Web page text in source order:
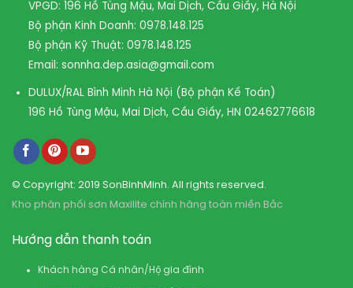
VPGD: 196 Hồ Tùng Mậu, Mai Dịch, Cầu Giấy, Hà Nội
Bộ phận Kinh Doanh: 0978.148.125
Bộ phận Kỹ Thuật: 0978.148.125
Email: sonnha.dep.asia@gmail.com
DULUX/RAL Bình Minh Hà Nội (Bộ phận Kế Toán)
196 Hồ Tùng Mậu, Mai Dịch, Cầu Giấy, HN 02462776618
© Copyright: 2019 SonBinhMinh. All rights reserved.
Kho phân phối sơn Maxilite chính hãng toàn miền Bắc
Hướng dẫn thanh toán
Khách hàng Cá nhân/Hộ gia đình